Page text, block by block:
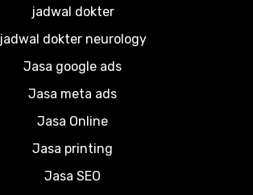
jadwal dokter
jadwal dokter neurology
Jasa google ads
Jasa meta ads
Jasa Online
Jasa printing
Jasa SEO